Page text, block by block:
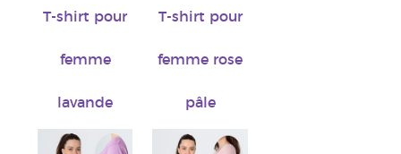
T-shirt pour
femme
lavande
T-shirt pour
femme rose
pâle